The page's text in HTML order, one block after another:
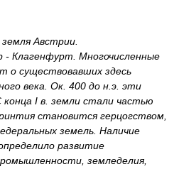
Австрии.
Клагенфурт. Многочисленные
о существовавших здесь
века. Ок. 400 до н.э. эти
I в. земли стали частью
становится герцогством,
земель. Наличие
развитие
земледелия,